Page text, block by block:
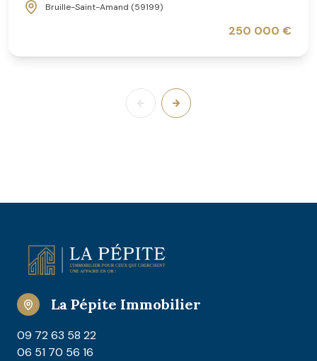
Bruille-Saint-Amand (59199)
250 000 €
La Pépite Immobilier
09 72 63 58 22
06 51 70 56 16